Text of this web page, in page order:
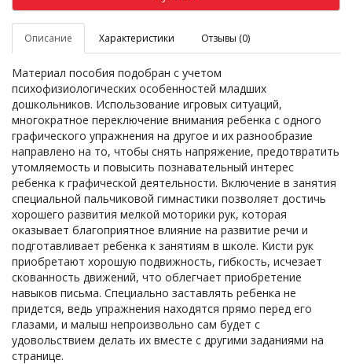
Описание Характеристики Отзывы (0)
Материал пособия подобран с учетом
психофизиологических особенностей младших
дошкольников. Использование игровых ситуаций,
многократное переключение внимания ребенка с одного
графического упражнения на другое и их разнообразие
направлено на то, чтобы снять напряжение, предотвратить
утомляемость и повысить познавательный интерес
ребенка к графической деятельности. Включение в занятия
специальной пальчиковой гимнастики позволяет достичь
хорошего развития мелкой моторики рук, которая
оказывает благоприятное влияние на развитие речи и
подготавливает ребенка к занятиям в школе. Кисти рук
приобретают хорошую подвижность, гибкость, исчезает
скованность движений, что облегчает приобретение
навыков письма. Специально заставлять ребенка не
придется, ведь упражнения находятся прямо перед его
глазами, и малыш непроизвольно сам будет с
удовольствием делать их вместе с другими заданиями на
странице.